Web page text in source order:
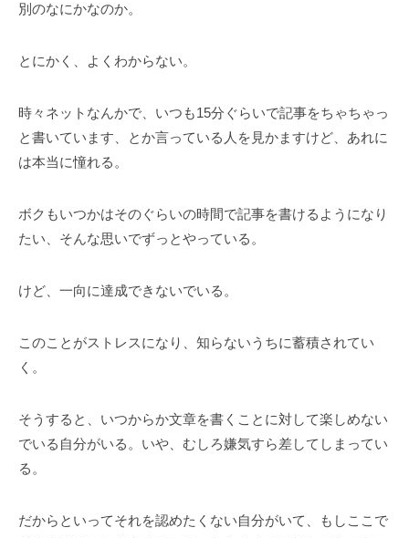
別のなにかなのか。
とにかく、よくわからない。
時々ネットなんかで、いつも15分ぐらいで記事をちゃちゃっ
と書いています、とか言っている人を見かますけど、あれに
は本当に憧れる。
ボクもいつかはそのぐらいの時間で記事を書けるようになり
たい、そんな思いでずっとやっている。
けど、一向に達成できないでいる。
このことがストレスになり、知らないうちに蓄積されてい
く。
そうすると、いつからか文章を書くことに対して楽しめない
でいる自分がいる。いや、むしろ嫌気すら差してしまってい
る。
だからといってそれを認めたくない自分がいて、もしここで